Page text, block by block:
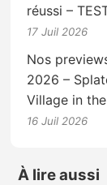
réussi –
17 Juil 2026
Nos
2026 –
Village in
16 Juil 2026
À lire aussi